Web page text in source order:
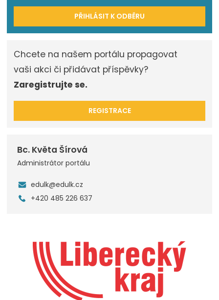
PŘIHLÁSIT K ODBĚRU
Chcete na našem portálu propagovat
vaši akci či přidávat příspěvky?
Zaregistrujte se.
REGISTRACE
Bc. Květa Šírová
Administrátor portálu
edulk@edulk.cz
+420 485 226 637